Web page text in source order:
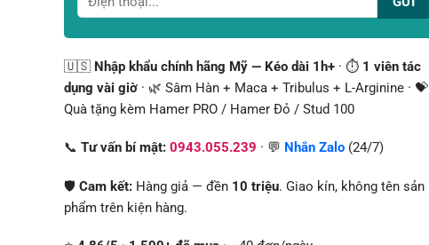
🇺🇸 Nhập khẩu chính hãng Mỹ — Kéo dài 1h+ · ⏱️ 1 viên tác
dụng vài giờ · 🌿 Sâm Hàn + Maca + Tribulus + L-Arginine · 💝
Quà tặng kèm Hamer PRO / Hamer Đỏ / Stud 100
📞 Tư vấn bí mật: 0943.055.239 · 💬 Nhắn Zalo (24/7)
🛡️ Cam kết: Hàng giả — đền 10 triệu. Giao kín, không tên sản
phẩm trên kiện hàng.